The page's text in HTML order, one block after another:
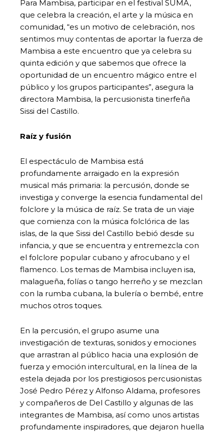
Para Mambisa, participar en el festival SUMA,
que celebra la creación, el arte y la música en
comunidad, “es un motivo de celebración, nos
sentimos muy contentas de aportar la fuerza de
Mambisa a este encuentro que ya celebra su
quinta edición y que sabemos que ofrece la
oportunidad de un encuentro mágico entre el
público y los grupos participantes”, asegura la
directora Mambisa, la percusionista tinerfeña
Sissi del Castillo.
Raíz y fusión
El espectáculo de Mambisa está
profundamente arraigado en la expresión
musical más primaria: la percusión, donde se
investiga y converge la esencia fundamental del
folclore y la música de raíz. Se trata de un viaje
que comienza con la música folclórica de las
islas, de la que Sissi del Castillo bebió desde su
infancia, y que se encuentra y entremezcla con
el folclore popular cubano y afrocubano y el
flamenco. Los temas de Mambisa incluyen isa,
malagueña, folías o tango herreño y se mezclan
con la rumba cubana, la bulería o bembé, entre
muchos otros toques.
En la percusión, el grupo asume una
investigación de texturas, sonidos y emociones
que arrastran al público hacia una explosión de
fuerza y emoción intercultural, en la línea de la
estela dejada por los prestigiosos percusionistas
José Pedro Pérez y Alfonso Aldama, profesores
y compañeros de Del Castillo y algunas de las
integrantes de Mambisa, así como unos artistas
profundamente inspiradores, que dejaron huella